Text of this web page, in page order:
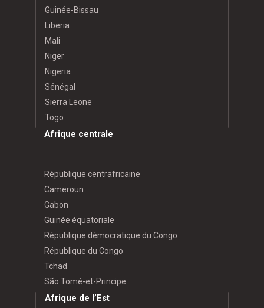
Guinée-Bissau
Liberia
Mali
Niger
Nigeria
Sénégal
Sierra Leone
Togo
Afrique centrale
République centrafricaine
Cameroun
Gabon
Guinée équatoriale
République démocratique du Congo
République du Congo
Tchad
São Tomé-et-Principe
Afrique de l’Est